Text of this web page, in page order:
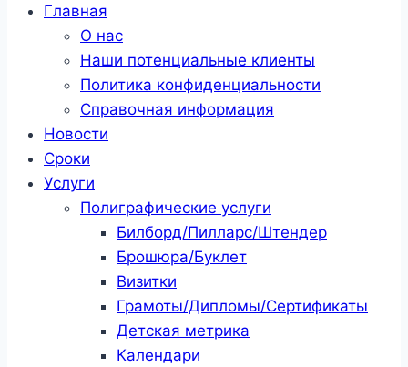
Главная
О нас
Наши потенциальные клиенты
Политика конфиденциальности
Справочная информация
Новости
Сроки
Услуги
Полиграфические услуги
Билборд/Пилларс/Штендер
Брошюра/Буклет
Визитки
Грамоты/Дипломы/Сертификаты
Детская метрика
Календари